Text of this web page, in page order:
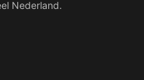
Nederland.